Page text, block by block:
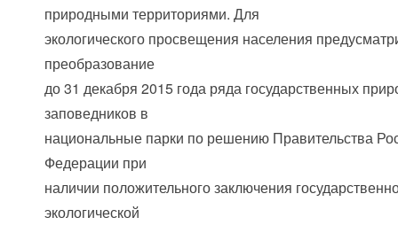
природными территориями. Для
экологического просвещения населения
преобразование
до 31 декабря 2015 года ряда государственных
заповедников в
национальные парки по решению Правительства
Федерации при
наличии положительного заключения
экологической